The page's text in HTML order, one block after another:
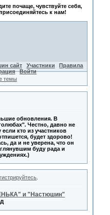
почаще, чувствуйте себя,
к нам!
сайт Участники
Правила
Войти
темы
обновления. В
Честно, давно не
кто из участников
будет здорово!
да и не уверена, что он
буду рада и
и "Настюшин"